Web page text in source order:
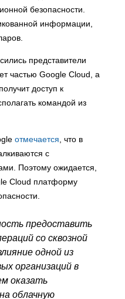
безопасности.
информации,
представители
частью Google Cloud, а
доступ к
командой из
отмечается, что в
с
Поэтому ожидается,
Cloud платформу
предоставить
со сквозной
одной из
организаций в
оказать
облачную